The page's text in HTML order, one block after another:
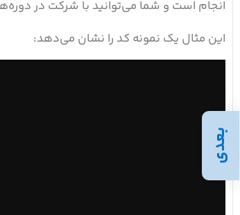
بعدی
انجام است و شما می‌توانید با شرکت در
این مثال یک نمونه کد را نشان می‌دهد: